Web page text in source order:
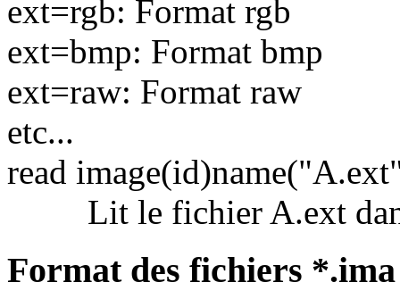
ext=rgb: Format rgb
ext=bmp: Format bmp
ext=raw: Format raw
etc...
read
Lit le fichier A.ext
Format des fichiers *.ima